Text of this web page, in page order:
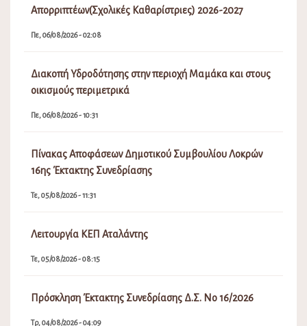
Απορριπτέων(Σχολικές Καθαρίστριες) 2026-2027
Πε, 06/08/2026 - 02:08
Διακοπή Υδροδότησης στην περιοχή Μαμάκα και στους
οικισμούς περιμετρικά
Πε, 06/08/2026 - 10:31
Πίνακας Αποφάσεων Δημοτικού Συμβουλίου Λοκρών
16ης Έκτακτης Συνεδρίασης
Τε, 05/08/2026 - 11:31
Λειτουργία ΚΕΠ Αταλάντης
Τε, 05/08/2026 - 08:15
Πρόσκληση Έκτακτης Συνεδρίασης Δ.Σ. Νο 16/2026
Τρ, 04/08/2026 - 04:09